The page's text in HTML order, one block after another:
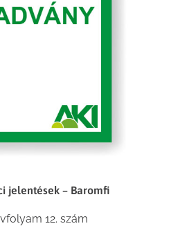
jelentések – Baromfi
12. szám